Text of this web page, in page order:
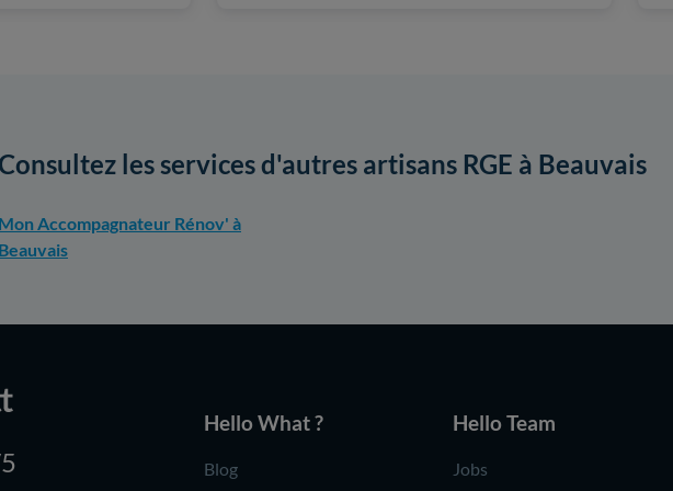
les services d'autres artisans RGE à Beauvais
Mon Accompagnateur Rénov' à
Beauvais
Hello What ?
Blog
Hello Team
Jobs